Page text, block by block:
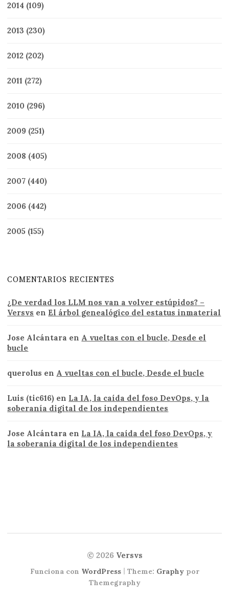
2014 (109)
2013 (230)
2012 (202)
2011 (272)
2010 (296)
2009 (251)
2008 (405)
2007 (440)
2006 (442)
2005 (155)
COMENTARIOS RECIENTES
¿De verdad los LLM nos van a volver estúpidos? –
Versvs en El árbol genealógico del estatus inmaterial
Jose Alcántara en A vueltas con el bucle, Desde el
bucle
querolus en A vueltas con el bucle, Desde el bucle
Luis (tic616) en La IA, la caída del foso DevOps, y la
soberanía digital de los independientes
Jose Alcántara en La IA, la caída del foso DevOps, y
la soberanía digital de los independientes
© 2026 Versvs
Funciona con WordPress | Theme: Graphypor
Themegraphy